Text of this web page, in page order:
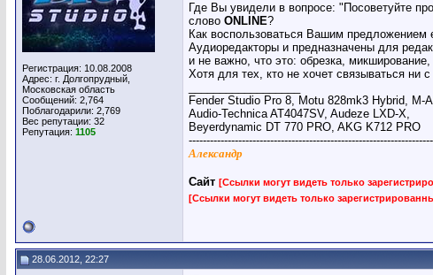
Регистрация: 10.08.2008
Адрес: г. Долгопрудный,
Московская область
Сообщений: 2,764
Поблагодарили: 2,769
Вес репутации: 32
Репутация: 1105
Где Вы увидели в вопросе: "Посоветуйте
слово ONLINE?
Как воспользоваться Вашим предложением
Аудиоредакторы и предназначены для
и не важно, что это: обрезка,
Хотя для тех, кто не хочет связываться ни
Fender Studio Pro 8, Motu 828mk3 Hybrid, M-
Audio-Technica AT4047SV, Audeze LXD-X,
Beyerdynamic DT 770 PRO, AKG K712 PRO
Александр
Сайт [Ссылки могут видеть только
[Ссылки могут видеть только
28.06.2012, 22:27